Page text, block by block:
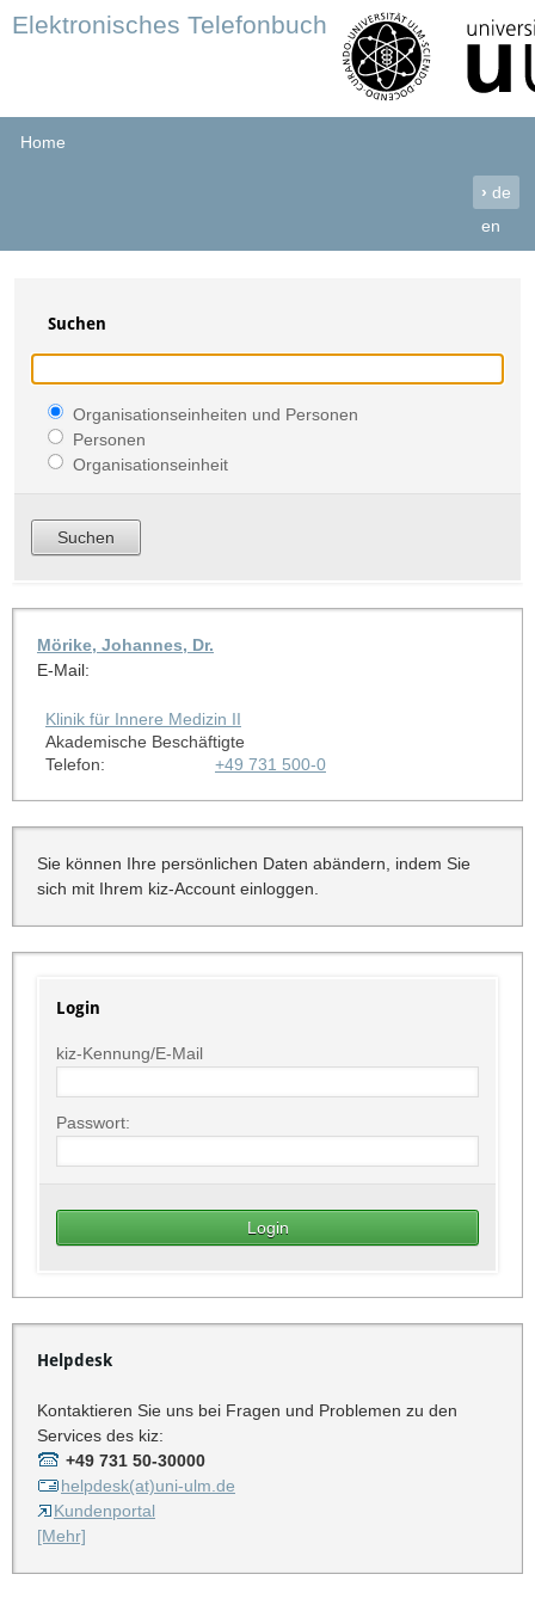
Elektronisches Telefonbuch
Home
› de
en
Suchen
Organisationseinheiten und Personen
Personen
Organisationseinheit
Mörike, Johannes, Dr.
E-Mail:
Klinik für Innere Medizin II
Akademische Beschäftigte
Telefon:
+49 731 500-0
Sie können Ihre persönlichen Daten abändern, indem Sie
sich mit Ihrem kiz-Account einloggen.
Login
kiz-Kennung/E-Mail
Passwort:
Helpdesk
Kontaktieren Sie uns bei Fragen und Problemen zu den
Services des kiz:
+49 731 50-30000
helpdesk(at)uni-ulm.de
Kundenportal
[Mehr]